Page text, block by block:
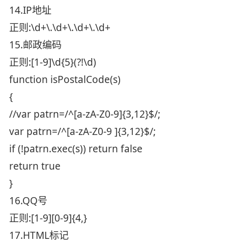
14.IP地址
正则:\d+\.\d+\.\d+\.\d+
15.邮政编码
正则:[1-9]\d{5}(?!\d)
function isPostalCode(s)
{
//var patrn=/^[a-zA-Z0-9]{3,12}$/;
var patrn=/^[a-zA-Z0-9 ]{3,12}$/;
if (!patrn.exec(s)) return false
return true
}
16.QQ号
正则:[1-9][0-9]{4,}
17.HTML标记